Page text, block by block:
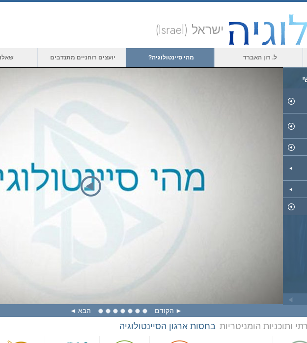
ישראל (Israel)
ל. רון האברד מהי סיינטולוגיה? יועצים רוחניים מתנדבים
הקודם הבא
ותוכניות הומניטריות בחסות ארגון הסיינטולוגיה